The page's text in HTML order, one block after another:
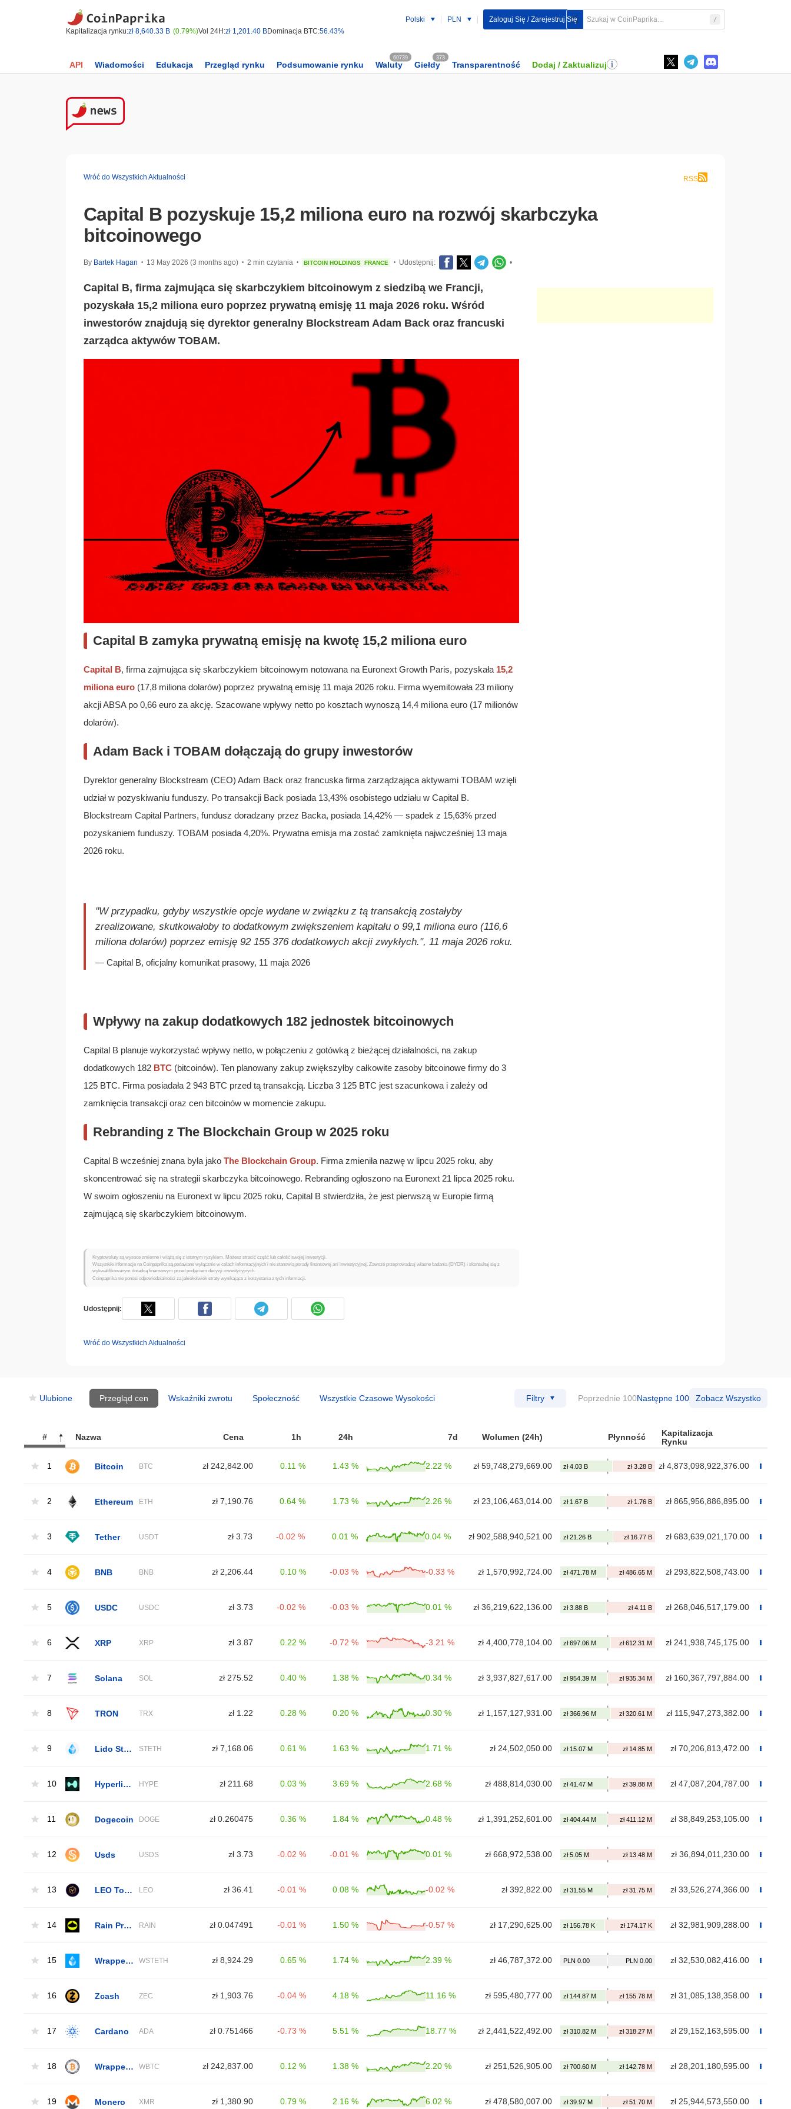
Kapitalizacja rynku:zł 8,640.33 B (0.79%)Vol 24H:zł 1,201.40 BDominacja BTC:56.43%
Polski PLN Zaloguj Się / Zarejestruj Się
API Wiadomości Edukacja Przegląd rynku Podsumowanie rynku Waluty
60739
Giełdy
373
Transparentność Dodaj / Zaktualizuj
Wróć do Wszystkich Aktualności RSS
Capital B pozyskuje 15,2 miliona euro na rozwój skarbczyka
bitcoinowego
By Bartek Hagan • 13 May 2026 (3 months ago) • 2 min czytania • BITCOIN HOLDINGS FRANCE • Udostępnij: •
Capital B, firma zajmująca się skarbczykiem bitcoinowym z siedzibą we Francji,
pozyskała 15,2 miliona euro poprzez prywatną emisję 11 maja 2026 roku. Wśród
inwestorów znajdują się dyrektor generalny Blockstream Adam Back oraz francuski
zarządca aktywów TOBAM.
Capital B zamyka prywatną emisję na kwotę 15,2 miliona euro
Capital B, firma zajmująca się skarbczykiem bitcoinowym notowana na Euronext Growth Paris, pozyskała 15,2
miliona euro (17,8 miliona dolarów) poprzez prywatną emisję 11 maja 2026 roku. Firma wyemitowała 23 miliony
akcji ABSA po 0,66 euro za akcję. Szacowane wpływy netto po kosztach wynoszą 14,4 miliona euro (17 milionów
dolarów).
Adam Back i TOBAM dołączają do grupy inwestorów
Dyrektor generalny Blockstream (CEO) Adam Back oraz francuska firma zarządzająca aktywami TOBAM wzięli
udział w pozyskiwaniu funduszy. Po transakcji Back posiada 13,43% osobistego udziału w Capital B.
Blockstream Capital Partners, fundusz doradzany przez Backa, posiada 14,42% — spadek z 15,63% przed
pozyskaniem funduszy. TOBAM posiada 4,20%. Prywatna emisja ma zostać zamknięta najwcześniej 13 maja
2026 roku.
"W przypadku, gdyby wszystkie opcje wydane w związku z tą transakcją zostałyby
zrealizowane, skutkowałoby to dodatkowym zwiększeniem kapitału o 99,1 miliona euro (116,6
miliona dolarów) poprzez emisję 92 155 376 dodatkowych akcji zwykłych.", 11 maja 2026 roku.
— Capital B, oficjalny komunikat prasowy, 11 maja 2026
Wpływy na zakup dodatkowych 182 jednostek bitcoinowych
Capital B planuje wykorzystać wpływy netto, w połączeniu z gotówką z bieżącej działalności, na zakup
dodatkowych 182 BTC (bitcoinów). Ten planowany zakup zwiększyłby całkowite zasoby bitcoinowe firmy do 3
125 BTC. Firma posiadała 2 943 BTC przed tą transakcją. Liczba 3 125 BTC jest szacunkowa i zależy od
zamknięcia transakcji oraz cen bitcoinów w momencie zakupu.
Rebranding z The Blockchain Group w 2025 roku
Capital B wcześniej znana była jako The Blockchain Group. Firma zmieniła nazwę w lipcu 2025 roku, aby
skoncentrować się na strategii skarbczyka bitcoinowego. Rebranding ogłoszono na Euronext 21 lipca 2025 roku.
W swoim ogłoszeniu na Euronext w lipcu 2025 roku, Capital B stwierdziła, że jest pierwszą w Europie firmą
zajmującą się skarbczykiem bitcoinowym.
Kryptowaluty są wysoce zmienne i wiążą się z istotnym ryzykiem. Możesz stracić część lub całość swojej inwestycji.
Wszystkie informacje na Coinpaprika są podawane wyłącznie w celach informacyjnych i nie stanowią porady finansowej ani inwestycyjnej. Zawsze przeprowadzaj własne badania (DYOR) i skonsultuj się z
wykwalifikowanym doradcą finansowym przed podjęciem decyzji inwestycyjnych.
Coinpaprika nie ponosi odpowiedzialności za jakiekolwiek straty wynikające z korzystania z tych informacji.
Udostępnij:
Wróć do Wszystkich Aktualności
Ulubione Przegląd cen Wskaźniki zwrotu Społeczność Wszystkie Czasowe Wysokości Filtry Poprzednie 100Następne 100 Zobacz Wszystko
# Nazwa Cena 1h 24h 7d Wolumen (24h) Płynność
Kapitalizacja
Rynku
1 Bitcoin BTC zł 242,842.00 0.11 % 1.43 % 2.22 % zł 59,748,279,669.00 zł 4,873,098,922,376.00
2 Ethereum ETH zł 7,190.76 0.64 % 1.73 % 2.26 % zł 23,106,463,014.00 zł 865,956,886,895.00
3 Tether USDT zł 3.73 -0.02 % 0.01 % 0.04 % zł 902,588,940,521.00 zł 683,639,021,170.00
4 BNB BNB zł 2,206.44 0.10 % -0.03 % -0.33 % zł 1,570,992,724.00 zł 293,822,508,743.00
5 USDC USDC zł 3.73 -0.02 % -0.03 % 0.01 % zł 36,219,622,136.00 zł 268,046,517,179.00
6 XRP XRP zł 3.87 0.22 % -0.72 % -3.21 % zł 4,400,778,104.00 zł 241,938,745,175.00
7 Solana SOL zł 275.52 0.40 % 1.38 % 0.34 % zł 3,937,827,617.00 zł 160,367,797,884.00
8 TRON TRX zł 1.22 0.28 % 0.20 % 0.30 % zł 1,157,127,931.00 zł 115,947,273,382.00
9 STETH zł 7,168.06 0.61 % 1.63 % 1.71 % zł 24,502,050.00 zł 70,206,813,472.00
10 HYPE zł 211.68 0.03 % 3.69 % 2.68 % zł 488,814,030.00 zł 47,087,204,787.00
11 Dogecoin DOGE zł 0.260475 0.36 % 1.84 % 0.48 % zł 1,391,252,601.00 zł 38,849,253,105.00
12 Usds USDS zł 3.73 -0.02 % -0.01 % 0.01 % zł 668,972,538.00 zł 36,894,011,230.00
13 LEO zł 36.41 -0.01 % 0.08 % -0.02 % zł 392,822.00 zł 33,526,274,366.00
14 Rain Protocol RAIN zł 0.047491 -0.01 % 1.50 % -0.57 % zł 17,290,625.00 zł 32,981,909,288.00
15 WSTETH zł 8,924.29 0.65 % 1.74 % 2.39 % zł 46,787,372.00 zł 32,530,082,416.00
16 Zcash ZEC zł 1,903.76 -0.04 % 4.18 % 11.16 % zł 595,480,777.00 zł 31,085,138,358.00
17 Cardano ADA zł 0.751466 -0.73 % 5.51 % 18.77 % zł 2,441,522,492.00 zł 29,152,163,595.00
18 WBTC zł 242,837.00 0.12 % 1.38 % 2.20 % zł 251,526,905.00 zł 28,201,180,595.00
19 Monero XMR zł 1,380.90 0.79 % 2.16 % 6.02 % zł 478,580,007.00 zł 25,944,573,550.00